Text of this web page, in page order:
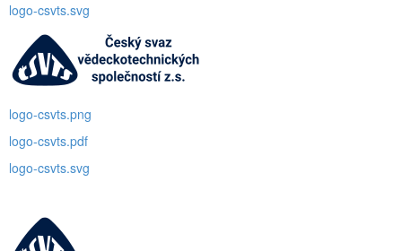
logo-csvts.svg
logo-csvts.png
logo-csvts.pdf
logo-csvts.svg